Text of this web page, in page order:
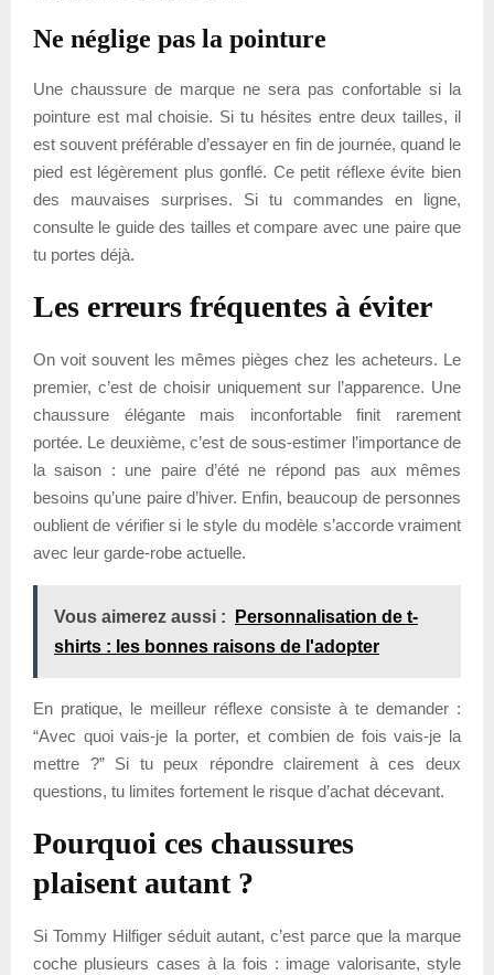
Ne néglige pas la pointure
Une chaussure de marque ne sera pas confortable si la
pointure est mal choisie. Si tu hésites entre deux tailles, il
est souvent préférable d’essayer en fin de journée, quand le
pied est légèrement plus gonflé. Ce petit réflexe évite bien
des mauvaises surprises. Si tu commandes en ligne,
consulte le guide des tailles et compare avec une paire que
tu portes déjà.
Les erreurs fréquentes à éviter
On voit souvent les mêmes pièges chez les acheteurs. Le
premier, c’est de choisir uniquement sur l’apparence. Une
chaussure élégante mais inconfortable finit rarement
portée. Le deuxième, c’est de sous-estimer l’importance de
la saison : une paire d’été ne répond pas aux mêmes
besoins qu’une paire d’hiver. Enfin, beaucoup de personnes
oublient de vérifier si le style du modèle s’accorde vraiment
avec leur garde-robe actuelle.
Vous aimerez aussi :
Personnalisation de t-
shirts : les bonnes raisons de l'adopter
En pratique, le meilleur réflexe consiste à te demander :
“Avec quoi vais-je la porter, et combien de fois vais-je la
mettre ?” Si tu peux répondre clairement à ces deux
questions, tu limites fortement le risque d’achat décevant.
Pourquoi ces chaussures
plaisent autant ?
Si Tommy Hilfiger séduit autant, c’est parce que la marque
coche plusieurs cases à la fois : image valorisante, style